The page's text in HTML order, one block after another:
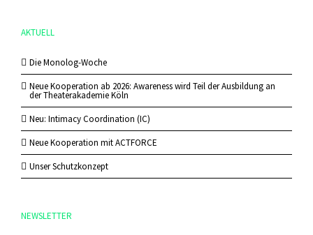
AKTUELL
Die Monolog-Woche
Neue Kooperation ab 2026: Awareness wird Teil der Ausbildung an
der Theaterakademie Köln
Neu: Intimacy Coordination (IC)
Neue Kooperation mit ACTFORCE
Unser Schutzkonzept
NEWSLETTER